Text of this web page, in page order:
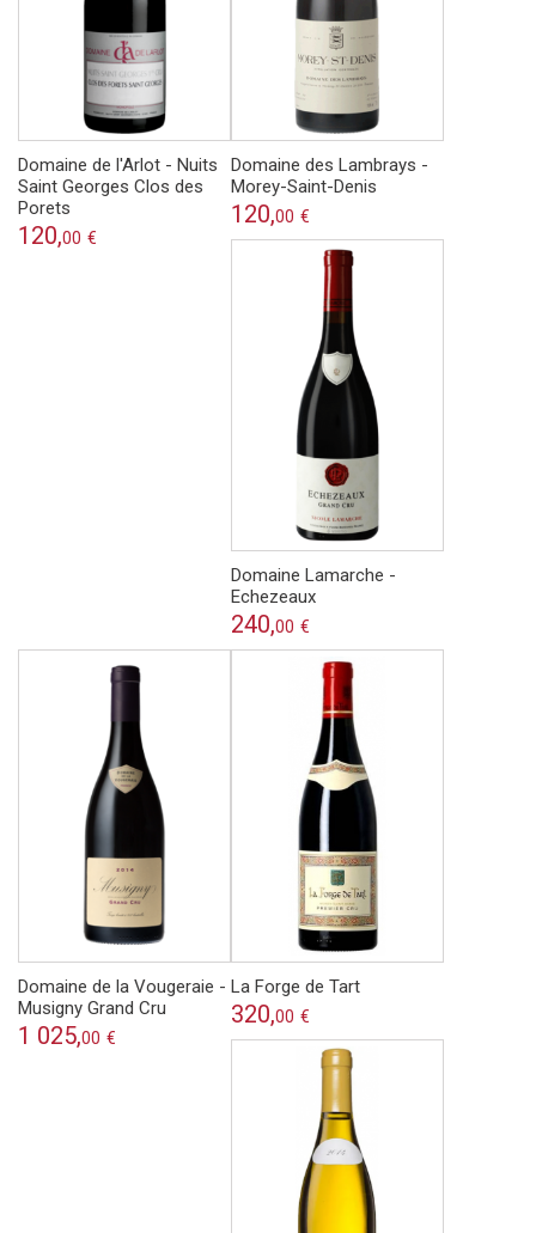
Domaine de l'Arlot - Nuits
Saint Georges Clos des
Porets
120,00 €
Domaine des Lambrays -
Morey-Saint-Denis
120,00 €
Domaine Lamarche -
Echezeaux
240,00 €
Domaine de la Vougeraie -
Musigny Grand Cru
1 025,00 €
La Forge de Tart
320,00 €